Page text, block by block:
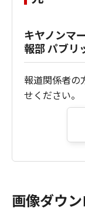
キヤノンマ
報部パブリ
報道関係者の
せください。
画像ダウ